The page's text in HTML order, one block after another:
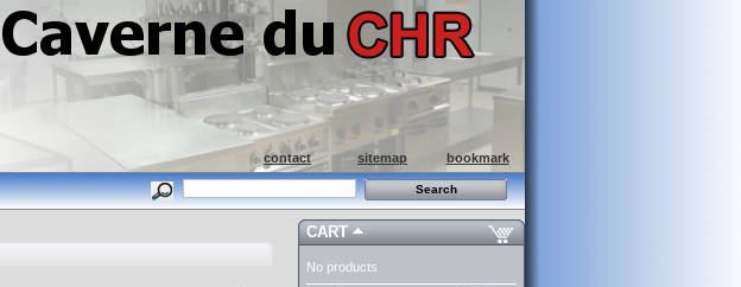
contact sitemap bookmark
CART
No products